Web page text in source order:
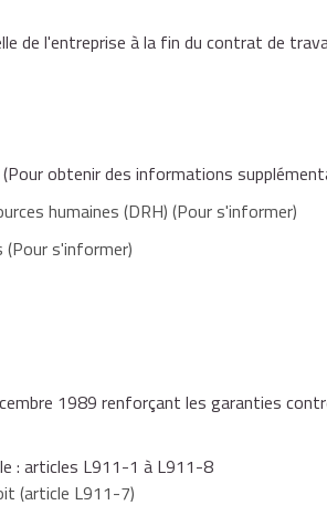
de l'entreprise à la fin du contrat de
(Pour obtenir des informations
humaines (DRH) (Pour s'informer)
(Pour s'informer)
1989 renforçant les garanties
: articles L911-1 à L911-8
(article L911-7)